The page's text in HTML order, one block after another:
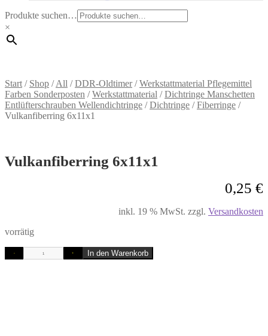
Produkte suchen…
×
Start / Shop /All /DDR-Oldtimer/Werkstattmaterial Pflegemittel
Farben Sonderposten /Werkstattmaterial /Dichtringe Manschetten
Entlüfterschrauben Wellendichtringe /Dichtringe /Fiberringe /
Vulkanfiberring 6x11x1
Vulkanfiberring 6x11x1
0,25 €
inkl. 19 % MwSt. zzgl. Versandkosten
vorrätig
- + In den Warenkorb